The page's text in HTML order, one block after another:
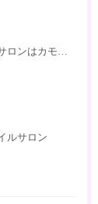
広島ネイル パラジェル登録サロンはカモミール
ルサロン